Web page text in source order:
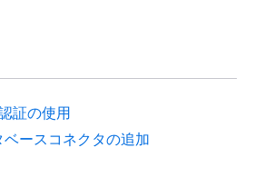
証の使用
ベースコネクタの追加